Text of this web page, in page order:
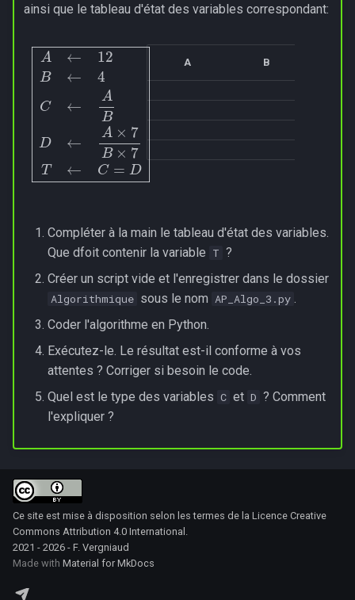
ainsi que le tableau d'état des variables correspondant:
A←12B←4C←AB
←A×7B×7T←C=
D
A B
Compléter à la main le tableau d'état des variables.
Que dfoit contenir la variable T ?
Créer un script vide et l'enregistrer dans le dossier
Algorithmique sous le nom AP_Algo_3.py .
Coder l'algorithme en Python.
Exécutez-le. Le résultat est-il conforme à vos
attentes ? Corriger si besoin le code.
Quel est le type des variables C et D ? Comment
l'expliquer ?
Ce site est mise à disposition selon les termes de la Licence Creative
Commons Attribution 4.0 International .
2021 - 2026 - F. Vergniaud
Made with Material for MkDocs